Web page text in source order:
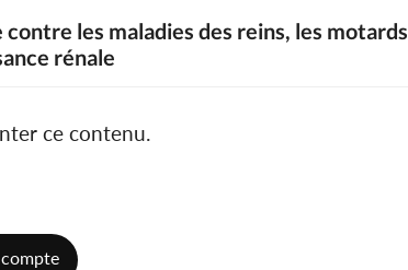
les maladies des reins, les motards
rénale
ce contenu.